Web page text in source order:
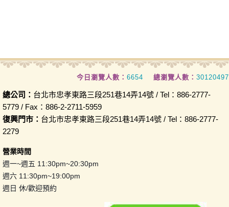
今日瀏覽人數： 6654 總瀏覽人數： 30120497
總公司： 台北市忠孝東路三段251巷14弄14號 / Tel：886-2777-
5779 / Fax：886-2-2711-5959
復興門市： 台北市忠孝東路三段251巷14弄14號 / Tel：886-2777-
2279
營業時間
週一~週五 11:30pm~20:30pm
週六 11:30pm~19:00pm
週日 休/歡迎預約